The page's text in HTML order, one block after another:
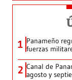
1 Panameño
fuerzas
2 Canal de
agosto y